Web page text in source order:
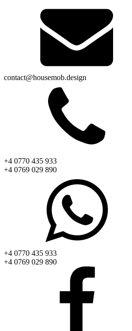
contact@housemob.design
+4 0770 435 933
+4 0769 029 890
+4 0770 435 933
+4 0769 029 890